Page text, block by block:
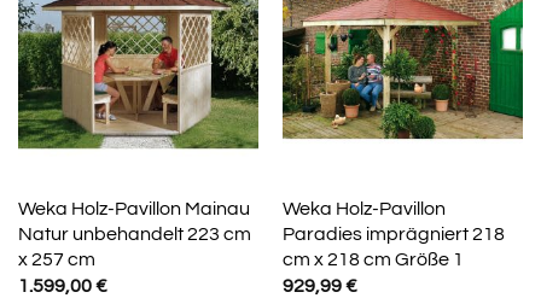
Weka Holz-Pavillon Mainau
Natur unbehandelt 223 cm
x 257 cm
1.599,00€
Weka Holz-Pavillon
Paradies imprägniert 218
cm x 218 cm Größe 1
929,99€